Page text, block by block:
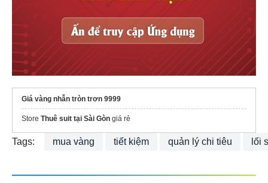
Giá vàng nhẫn tròn trơn 9999
Store Thuê suit tại Sài Gòn giá rẻ
Tags: mua vàng tiết kiệm quản lý chi tiêu lối